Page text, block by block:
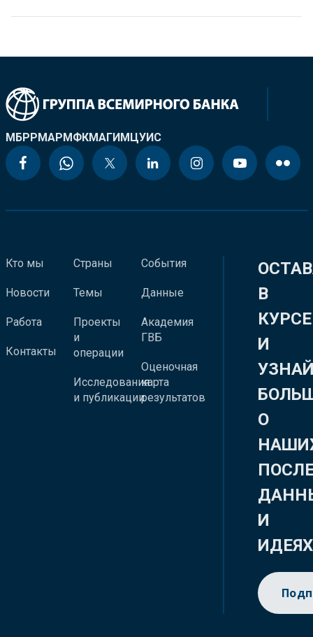
МБРРМАРМФКМАГИМЦУИС
Кто мы
Новости
Работа
Контакты
Страны
Темы
Проекты
и
операции
Исследования
и публикации
События
Данные
Академия
ГВБ
Оценочная
карта
результатов
В
КУРСЕ
И
О
И
ИДЕЯХ